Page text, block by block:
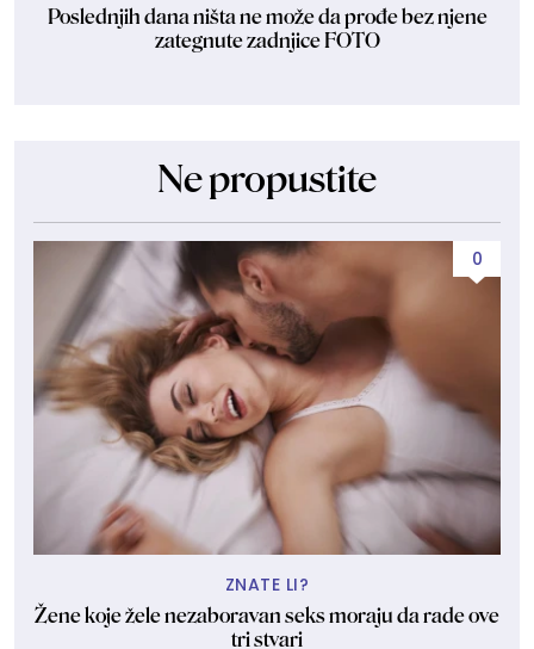
Poslednjih dana ništa ne može da prođe bez njene
zategnute zadnjice FOTO
Ne propustite
0
ZNATE LI?
Žene koje žele nezaboravan seks moraju da rade ove
tri stvari